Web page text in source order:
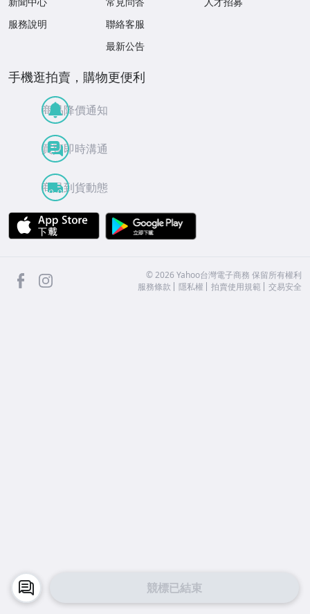
競標已結束
服務說明
聯絡客服
最新公告
手機逛拍賣，購物更便利
商品降價通知
買賣即時溝通
商品到貨動態
APP Store
facebook ©2026 Yahoo台灣電子商務 保留所有權利
服務條款
隱私權 拍賣使用規範 交易安全